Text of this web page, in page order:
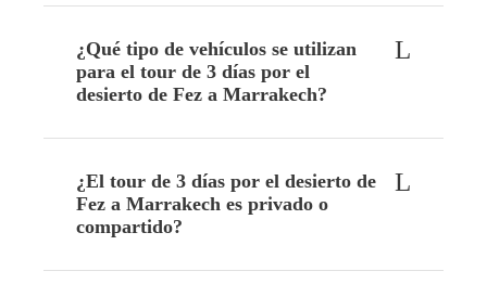
¿Qué tipo de vehículos se utilizan
para el tour de 3 días por el
desierto de Fez a Marrakech?
¿El tour de 3 días por el desierto de
Fez a Marrakech es privado o
compartido?